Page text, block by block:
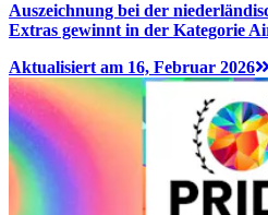
Auszeichnung bei der
Extras gewinnt in der Kategorie
Aktualisiert am 16, Februar 2026